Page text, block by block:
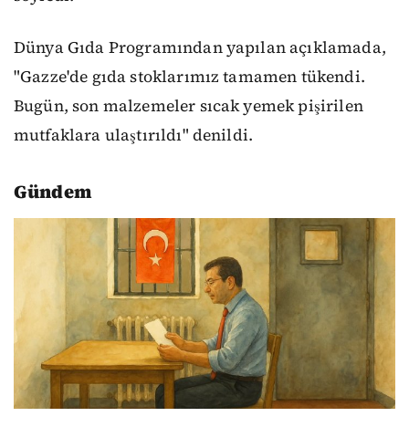
Dünya Gıda Programından yapılan açıklamada,
"Gazze'de gıda stoklarımız tamamen tükendi.
Bugün, son malzemeler sıcak yemek pişirilen
mutfaklara ulaştırıldı" denildi.
Gündem